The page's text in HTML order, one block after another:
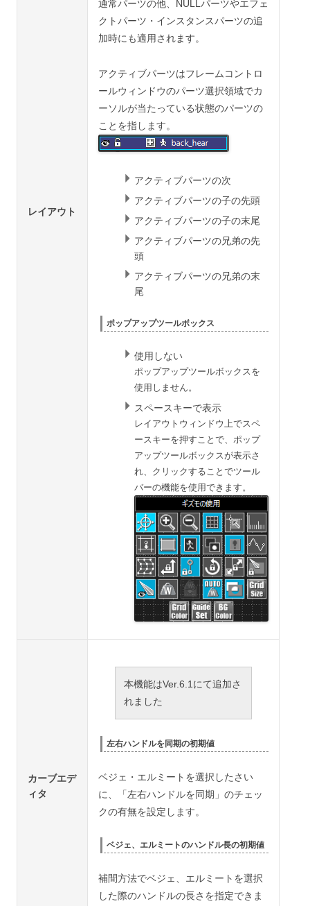
レイアウト
通常パーツの他、NULLパーツやエフェ
クトパーツ・インスタンスパーツの追
加時にも適用されます。
アクティブパーツはフレームコントロ
ールウィンドウのパーツ選択領域でカ
ーソルが当たっている状態のパーツの
ことを指します。
アクティブパーツの次
アクティブパーツの子の先頭
アクティブパーツの子の末尾
アクティブパーツの兄弟の先
頭
アクティブパーツの兄弟の末
尾
ポップアップツールボックス
使用しない
ポップアップツールボックスを
使用しません。
スペースキーで表示
レイアウトウィンドウ上でスペ
ースキーを押すことで、ポップ
アップツールボックスが表示さ
れ、クリックすることでツール
バーの機能を使用できます。
カーブエデ
ィタ
本機能はVer.6.1にて追加さ
れました
左右ハンドルを同期の初期値
ベジェ・エルミートを選択したさい
に、「左右ハンドルを同期」のチェッ
クの有無を設定します。
ベジェ、エルミートのハンドル長の初期値
補間方法でベジェ、エルミートを選択
した際のハンドルの長さを指定できま